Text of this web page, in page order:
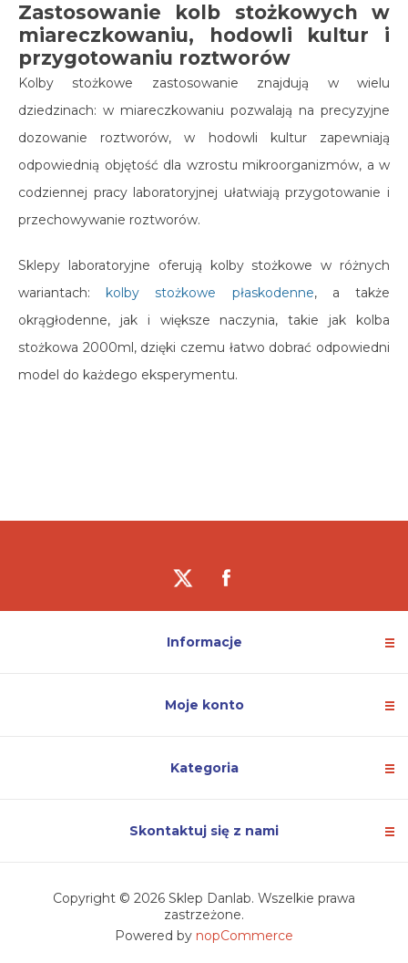
Zastosowanie kolb stożkowych w
miareczkowaniu, hodowli kultur i
przygotowaniu roztworów
Kolby stożkowe zastosowanie znajdują w wielu
dziedzinach: w miareczkowaniu pozwalają na precyzyjne
dozowanie roztworów, w hodowli kultur zapewniają
odpowiednią objętość dla wzrostu mikroorganizmów, a w
codziennej pracy laboratoryjnej ułatwiają przygotowanie i
przechowywanie roztworów.
Sklepy laboratoryjne oferują kolby stożkowe w różnych
wariantach: kolby stożkowe płaskodenne, a także
okrągłodenne, jak i większe naczynia, takie jak kolba
stożkowa 2000ml, dzięki czemu łatwo dobrać odpowiedni
model do każdego eksperymentu.
Informacje
Moje konto
Kategoria
Skontaktuj się z nami
Copyright © 2026 Sklep Danlab. Wszelkie prawa
zastrzeżone.
Powered by nopCommerce